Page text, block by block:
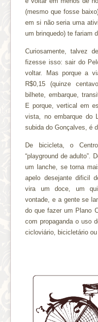
(mesmo que fosse
em si não seria uma
um brinquedo) te fariam
Curiosamente, talvez
fizesse isso: sair do
voltar. Mas porque a
R$0,15 (quinze
bilhete, embarque,
E porque, vertical em
vista, no embarque do
subida do Gonçalves, é
De bicicleta, o
“playground de adulto”.
um lanche, se torna
apelo desejante dificil
vira um doce, um
vontade, e a gente se
do que fazer um Plano
com propaganda o uso
cicloviário, bicicletário